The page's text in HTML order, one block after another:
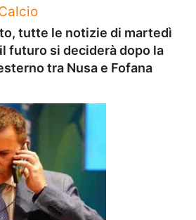
tutte le notizie di martedì
futuro si deciderà dopo la
tra Nusa e Fofana